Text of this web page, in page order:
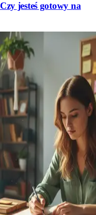
jesteś gotowy na